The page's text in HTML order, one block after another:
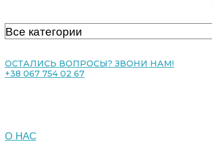
ОСТАЛИСЬ ВОПРОСЫ? ЗВОНИ НАМ!
+38 067 754 02 67
О НАС